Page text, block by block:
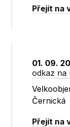
Přejít na
01. 09.
odkaz na
Černická
Přejít na